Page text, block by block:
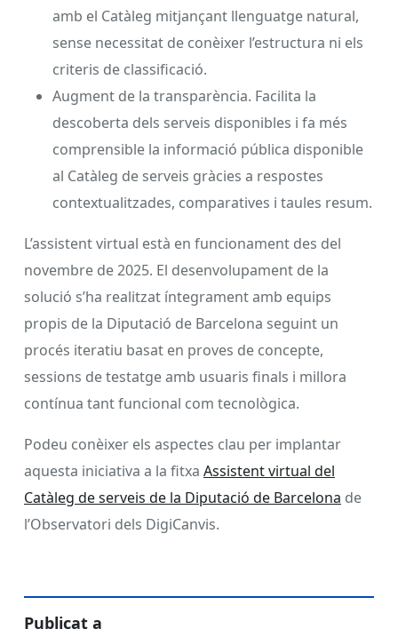
amb el Catàleg mitjançant llenguatge natural,
sense necessitat de conèixer l’estructura ni els
criteris de classificació.
Augment de la transparència. Facilita la
descoberta dels serveis disponibles i fa més
comprensible la informació pública disponible
al Catàleg de serveis gràcies a respostes
contextualitzades, comparatives i taules resum.
L’assistent virtual està en funcionament des del
novembre de 2025. El desenvolupament de la
solució s’ha realitzat íntegrament amb equips
propis de la Diputació de Barcelona seguint un
procés iteratiu basat en proves de concepte,
sessions de testatge amb usuaris finals i millora
contínua tant funcional com tecnològica.
Podeu conèixer els aspectes clau per implantar
aquesta iniciativa a la fitxa Assistent virtual del
Catàleg de serveis de la Diputació de Barcelona de
l’Observatori dels DigiCanvis.
Publicat a